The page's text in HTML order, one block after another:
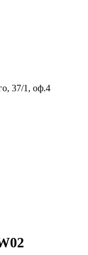
37/1, оф.4